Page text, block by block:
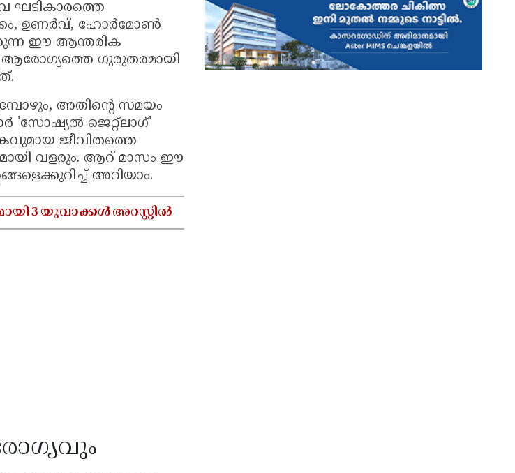
ഘടികാരത്തെ
ഉണർവ്, ഹോർമോൺ
ഈ ആന്തരിക
ആരോഗ്യത്തെ ഗുരുതരമായി
അതിൻ്റെ സമയം
'സോഷ്യൽ ജെറ്റ്‌ലാഗ്'
ജീവിതത്തെ
വളരും. ആറ് മാസം ഈ
അറിയാം.
3 യുവാക്കൾ അറസ്റ്റിൽ